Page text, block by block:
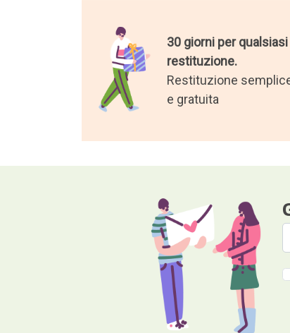
30 giorni per qualsiasi
restituzione.
Restituzione
e gratuita